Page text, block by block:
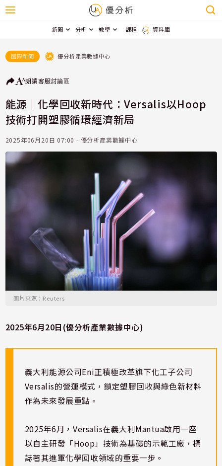
新聞 分析 教學 課程 資料庫
國際新聞 優分析產業數據中心
朗讀客服討論區
能源｜化學回收新時代：Versalis以Hoop
技術打開塑膠循環經濟新局
2025年06月20日 07:00 - 優分析產業數據中心
圖片來源：Reuters
2025年6月20日(優分析產業數據中心)
義大利能源公司Eni正積極改革旗下化工子公司
Versalis的營運模式，鎖定塑膠回收與綠色新材料
作為未來發展重點。
2025年6月，Versalis在義大利Mantua啟用一座
以自主研發「Hoop」技術為基礎的示範工廠，標
誌著其進軍化學回收領域的重要一步。